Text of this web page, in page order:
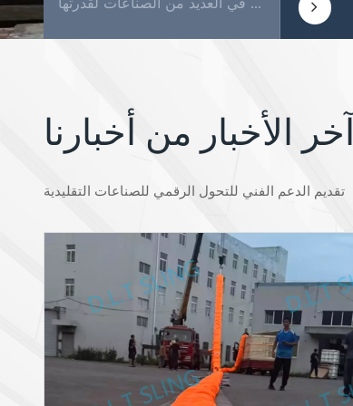
آخر الأخبار من أخبارنا
تقديم الدعم الفني للتحول الرقمي للصناعات التقليدية